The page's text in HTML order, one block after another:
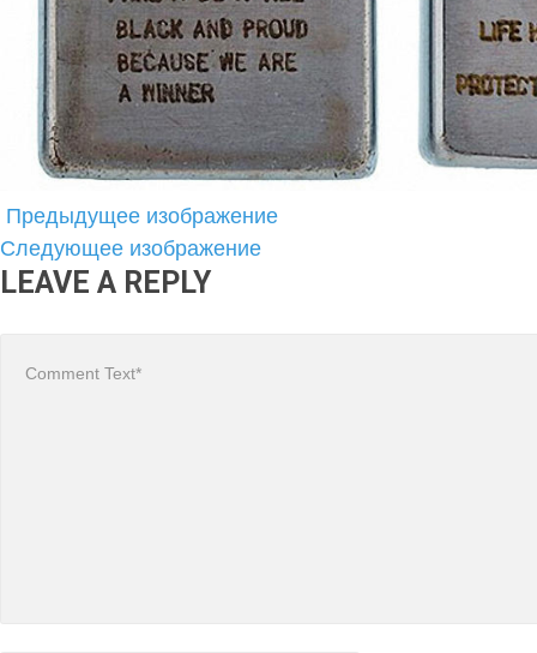
Предыдущее изображение
Следующее изображение
LEAVE A REPLY